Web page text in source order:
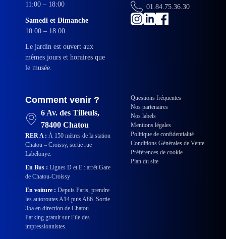
11:00 – 18:00
Samedi et Dimanche
10:00 – 18:00
Le jardin est ouvert aux
mêmes jours et horaires que
le musée.
01.84.75.36.30
Comment venir ?
6 Av. des Tilleuls,
78400 Chatou
RER A : À 150 mètres de la station
Chatou – Croissy, sortie rue
Labélonye.
En Bus : Lignes D et E : arrêt Gare
de Chatou-Croissy
En voiture : Depuis Paris, prendre
les autoroutes A14 puis A86. Sortie
35a en direction de Chatou.
Parking gratuit sur l’île des
impressionnistes.
Questions fréquentes
Nos partenaires
Nos labels
Mentions légales
Politique de confidentialité
Conditions Générales de Vente
Préférences de cookie
Plan du site